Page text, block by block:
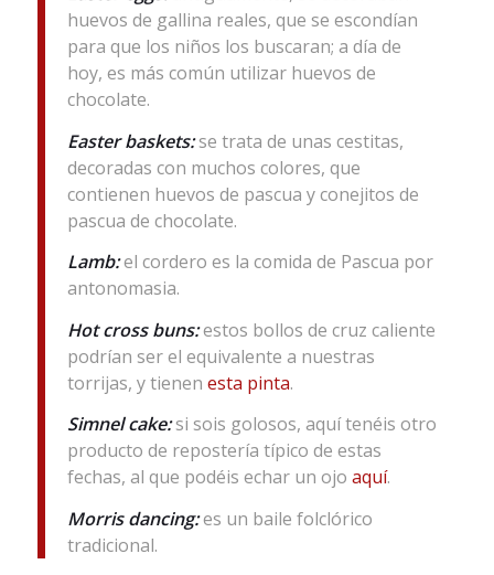
huevos de gallina reales, que se escondían
para que los niños los buscaran; a día de
hoy, es más común utilizar huevos de
chocolate.
Easter baskets:se trata de unas cestitas,
decoradas con muchos colores, que
contienen huevos de pascua y conejitos de
pascua de chocolate.
Lamb:el cordero es la comida de Pascua por
antonomasia.
Hot cross buns:estos bollos de cruz caliente
podrían ser el equivalente a nuestras
torrijas, y tienen esta pinta.
Simnel cake:si sois golosos, aquí tenéis otro
producto de repostería típico de estas
fechas, al que podéis echar un ojo aquí.
Morris dancing:es un baile folclórico
tradicional.